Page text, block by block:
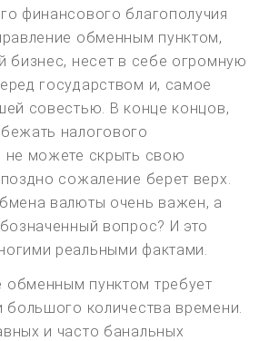
финансового благополучия
обменным пунктом,
бизнес, несет в себе огромную
государством и, самое
совестью. В конце концов,
налогового
не можете скрыть свою
сожаление берет верх.
валюты очень важен, а
вопрос? И это
реальными фактами.
пунктом требует
большого количества времени.
и часто банальных